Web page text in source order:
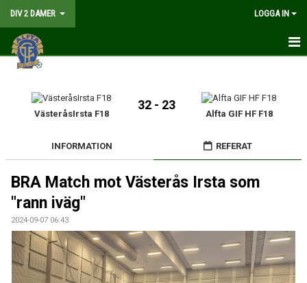
DIV 2 DAMER LOGGA IN
HEM
NYHETER
MATCHER
KALENDER
TRUPPEN
DOKUMENT
KONTAKT
VästeråsIrsta F18
32 - 23
Alfta GIF HF F18
INFORMATION REFERAT
BRA Match mot Västerås Irsta som
"rann iväg"
2024-09-07 06:43